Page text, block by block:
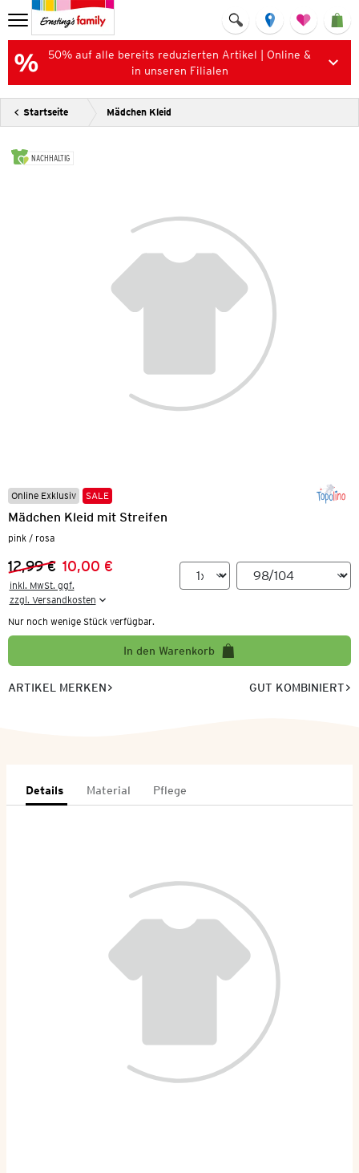
50% auf alle bereits reduzierten Artikel | Online &
in unseren Filialen
Startseite Mädchen Kleid
NACHHALTIG
Online Exklusiv SALE
Mädchen Kleid mit Streifen
pink / rosa
Vorheriger Preis:
12,99 €
Neuer Preis:
10,00 €
inkl. MwSt. ggf.
zzgl. Versandkosten
Nur noch wenige Stück verfügbar.
In den Warenkorb
ARTIKEL MERKEN GUT KOMBINIERT
Details Material Pflege